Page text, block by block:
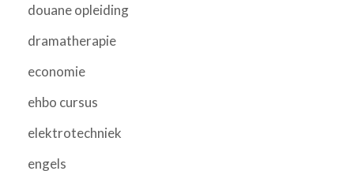
douane opleiding
dramatherapie
economie
ehbo cursus
elektrotechniek
engels